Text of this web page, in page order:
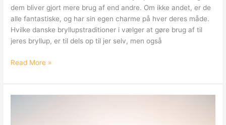
dem bliver gjort mere brug af end andre. Om ikke andet, er de
alle fantastiske, og har sin egen charme på hver deres måde.
Hvilke danske bryllupstraditioner i vælger at gøre brug af til
jeres bryllup, er til dels op til jer selv, men også
Danske
Read More »